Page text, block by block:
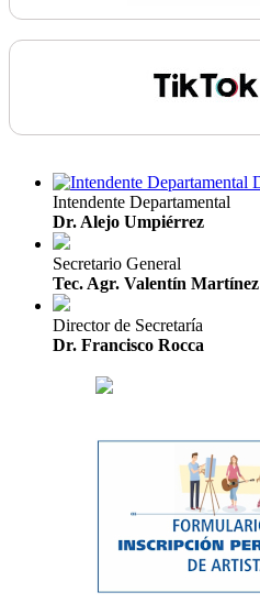
Intendente Departamental
Dr. Alejo Umpiérrez
Secretario General
Tec. Agr. Valentín Martínez
Director de Secretaría
Dr. Francisco Rocca